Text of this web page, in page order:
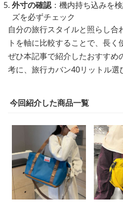
外寸の確認：機内持ち込みを
ズを必ずチェック
自分の旅行スタイルと照らし合
トを軸に比較することで、長く
ぜひ本記事で紹介したおすすめ
考に、旅行カバン40リットル選
今回紹介した商品一覧